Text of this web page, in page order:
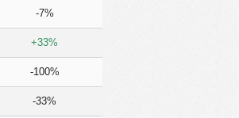
-7%
+33%
-100%
-33%